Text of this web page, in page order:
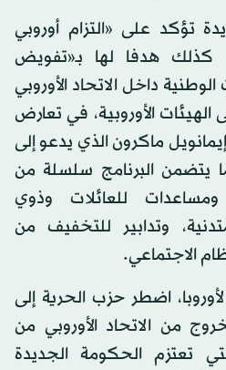
تؤكد على «التزام أوروبي
كذلك هدفا لها بـ«تفويض
داخل الاتحاد الأوروبي
الهيئات الأوروبية، في تعارض
ماكرون الذي يدعو إلى
يتضمن البرنامج سلسلة من
للعائلات وذوي
وتدابير للتخفيف من
الاجتماعي.
اضطر حزب الحرية إلى
من الاتحاد الأوروبي من
تعتزم الحكومة الجديدة